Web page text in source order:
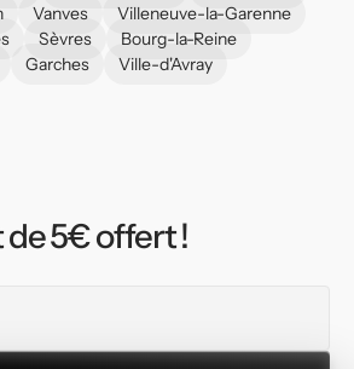
Vanves
Villeneuve-la-Garenne
Sèvres
Bourg-la-Reine
Garches
Ville-d'Avray
de 5€ offert !